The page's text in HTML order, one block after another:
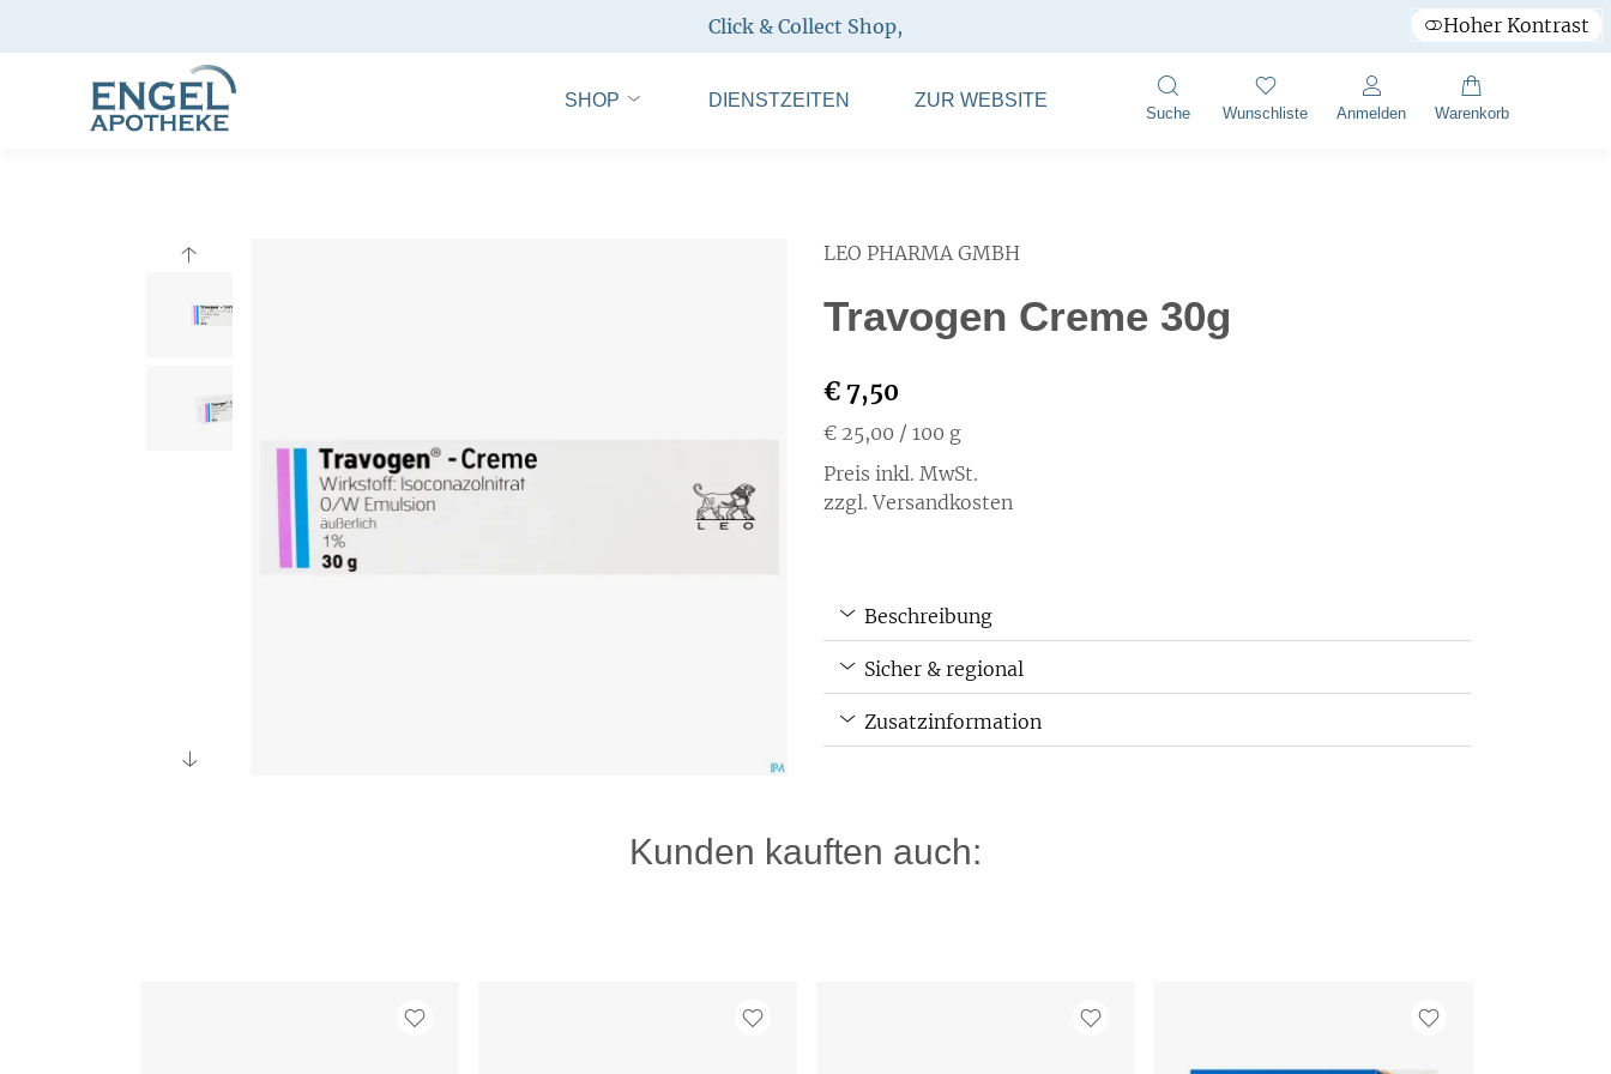
Click & Collect Shop, Hoher Kontrast
SHOP DIENSTZEITEN ZUR WEBSITE
Suche Wunschliste Anmelden Warenkorb
LEO PHARMA GMBH
Travogen Creme 30g
€ 7,50
€ 25,00 / 100 g
Preis inkl. MwSt.
zzgl. Versandkosten
Beschreibung
Sicher & regional
Zusatzinformation
Kunden kauften auch: